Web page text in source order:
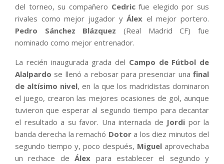
del torneo, su compañero Cedricfue elegido por sus
rivales como mejor jugador yÁlex el mejor portero.
Pedro Sánchez Blázquez (Real Madrid CF) fue
nominado como mejor entrenador.
La recién inaugurada grada del Campo de Fútbol de
Alalpardo se llenó a rebosar para presenciar una final
de altísimo nivel, en la que los madridistas dominaron
el juego, crearon las mejores ocasiones de gol, aunque
tuvieron que esperar al segundo tiempo para decantar
el resultado a su favor. Una internada de Jordi por la
banda derecha la remachó Dotora los diez minutos del
segundo tiempo y, poco después, Miguel aprovechaba
un rechace deÁlex para establecer el segundo y